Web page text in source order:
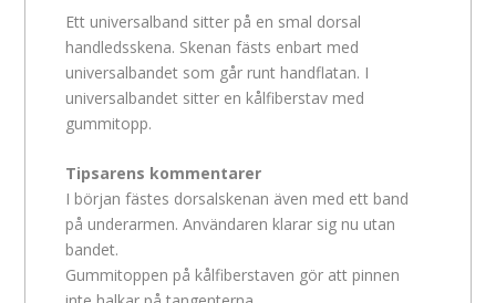
Ett universalband sitter på en smal dorsal
handledsskena. Skenan fästs enbart med
universalbandet som går runt handflatan. I
universalbandet sitter en kålfiberstav med
gummitopp.
Tipsarens kommentarer
I början fästes dorsalskenan även med ett band
på underarmen. Användaren klarar sig nu utan
bandet.
Gummitoppen på kålfiberstaven gör att pinnen